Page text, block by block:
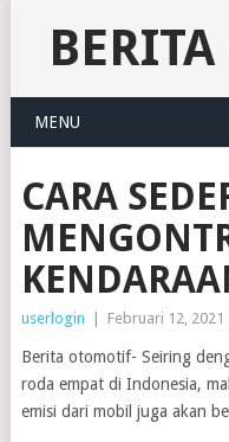
MENU
CARA
userlogin Februari 12, 2021
Berita otomotif- Seiring
roda empat di Indonesia,
emisi dari mobil juga akan